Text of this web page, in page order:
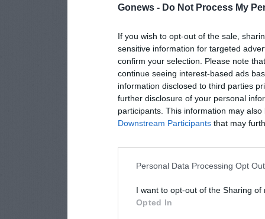
Gonews - Do Not Process My
If you wish to opt-out of the sale,
sensitive information for targeted
confirm your selection. Please note
continue seeing interest-based ads
information disclosed to third parties
further disclosure of your personal
participants. This information may
Downstream Participants that may
Personal Data Processing Opt
I want to opt-out of the Sharing of
Opted In